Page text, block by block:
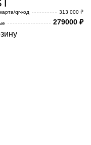
qr-код
313 000 ₽
279000 ₽